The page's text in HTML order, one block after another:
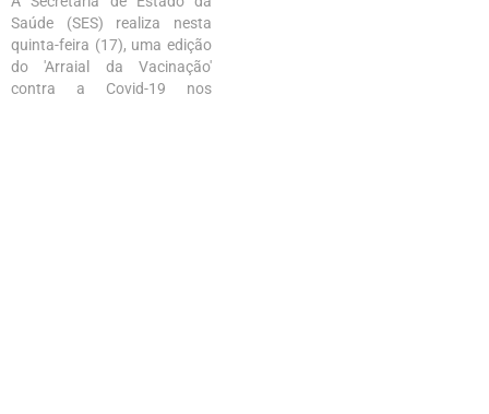
Saúde (SES) realiza nesta
quinta-feira (17), uma edição
do 'Arraial da Vacinação'
contra a Covid-19 nos